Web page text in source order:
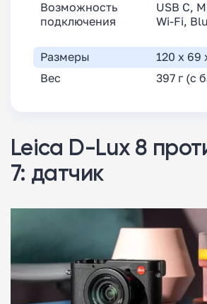
Возможность
подключения
USB C,
Wi-Fi,
Размеры
120 x 69
Вес
397 г (с
Leica D-Lux 8
7: датчик